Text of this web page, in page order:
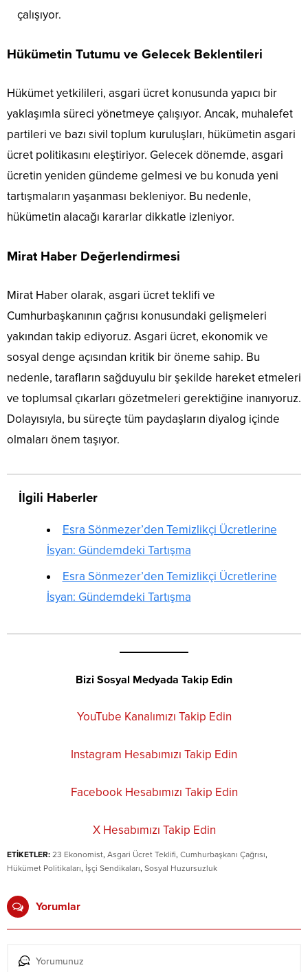
çalışıyor.
Hükümetin Tutumu ve Gelecek Beklentileri
Hükümet yetkilileri, asgari ücret konusunda yapıcı bir
yaklaşımla süreci yönetmeye çalışıyor. Ancak, muhalefet
partileri ve bazı sivil toplum kuruluşları, hükümetin asgari
ücret politikasını eleştiriyor. Gelecek dönemde, asgari
ücretin yeniden gündeme gelmesi ve bu konuda yeni
tartışmaların yaşanması bekleniyor. Bu nedenle,
hükümetin alacağı kararlar dikkatle izleniyor.
Mirat Haber Değerlendirmesi
Mirat Haber olarak, asgari ücret teklifi ve
Cumhurbaşkanının çağrısı konusundaki gelişmeleri
yakından takip ediyoruz. Asgari ücret, ekonomik ve
sosyal denge açısından kritik bir öneme sahip. Bu
nedenle, tarafların sağduyulu bir şekilde hareket etmeleri
ve toplumsal çıkarları gözetmeleri gerektiğine inanıyoruz.
Dolayısıyla, bu süreçte tüm paydaşların diyalog içinde
olmaları önem taşıyor.
İlgili Haberler
Esra Sönmezer’den Temizlikçi Ücretlerine
İsyan: Gündemdeki Tartışma
Esra Sönmezer’den Temizlikçi Ücretlerine
İsyan: Gündemdeki Tartışma
Bizi Sosyal Medyada Takip Edin
YouTube Kanalımızı Takip Edin
Instagram Hesabımızı Takip Edin
Facebook Hesabımızı Takip Edin
X Hesabımızı Takip Edin
ETİKETLER: 23 Ekonomist, Asgari Ücret Teklifi, Cumhurbaşkanı Çağrısı,
Hükümet Politikaları, İşçi Sendikaları, Sosyal Huzursuzluk
Yorumlar